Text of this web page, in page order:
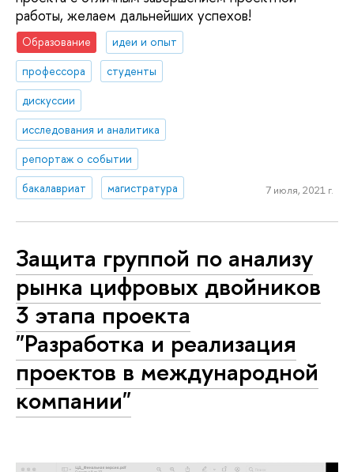
работы, желаем дальнейших успехов!
Образование
идеи и опыт
профессора
студенты
дискуссии
исследования и аналитика
репортаж о событии
бакалавриат
магистратура 7 июля, 2021 г.
Защита группой по анализу
рынка цифровых двойников
3 этапа проекта
"Разработка и реализация
проектов в международной
компании"